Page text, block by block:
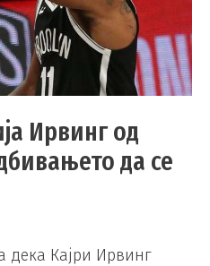
Ирвинг од
да се
дека Кајри Ирвинг